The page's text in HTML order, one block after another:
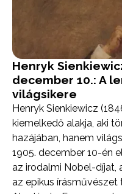
Henryk
december 10.: A
világsikere
Henryk Sienkiewicz
kiemelkedő alakja, aki
hazájában, hanem
1905. december 10-én
az irodalmi Nobel-díjat,
az epikus írásművészet